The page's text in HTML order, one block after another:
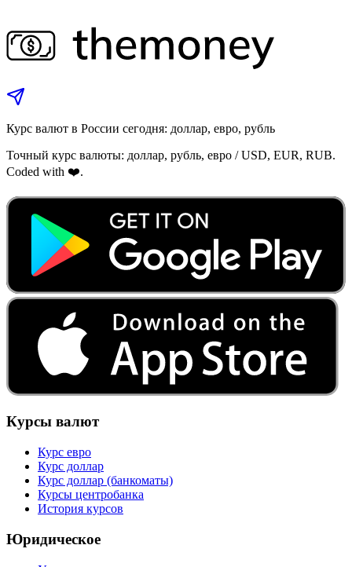
Курс валют в России сегодня: доллар, евро, рубль
Точный курс валюты: доллар, рубль, евро / USD, EUR, RUB.
Coded with ❤️.
Курсы валют
Курс евро
Курс доллар
Курс доллар (банкоматы)
Курсы центробанка
История курсов
Юридическое